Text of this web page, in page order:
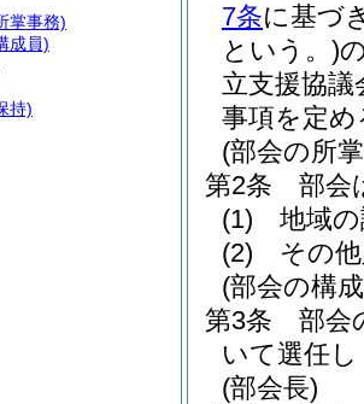
7条に基づ
という。)
立支援協議
事項を定
(部会の所
第2条
部会
(1)
地域
(2)
その
(部会の構
第3条
部会
いて選任
(部会長)
掌事務)
成員)
持)